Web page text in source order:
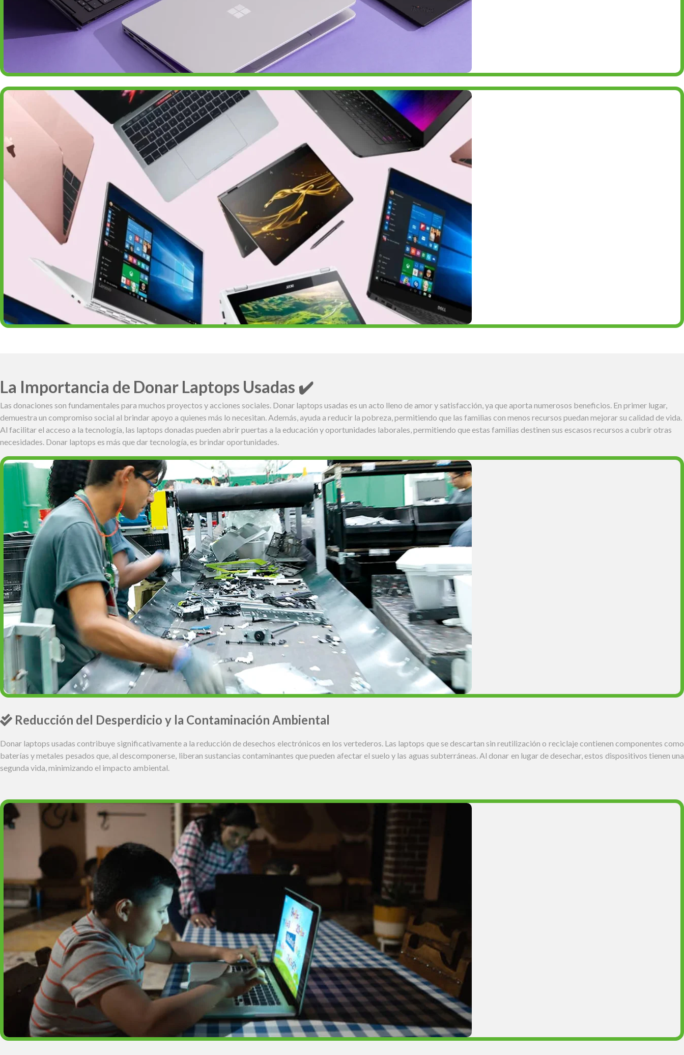
La Importancia de Donar Laptops Usadas ✔️
Las donaciones son fundamentales para muchos proyectos y acciones sociales. Donar laptops usadas es un acto lleno de amor y satisfacción, ya que aporta numerosos beneficios. En primer lugar,
demuestra un compromiso social al brindar apoyo a quienes más lo necesitan. Además, ayuda a reducir la pobreza, permitiendo que las familias con menos recursos puedan mejorar su calidad de vida.
Al facilitar el acceso a la tecnología, las laptops donadas pueden abrir puertas a la educación y oportunidades laborales, permitiendo que estas familias destinen sus escasos recursos a cubrir otras
necesidades. Donar laptops es más que dar tecnología, es brindar oportunidades.
Reducción del Desperdicio y la Contaminación Ambiental
Donar laptops usadas contribuye significativamente a la reducción de desechos electrónicos en los vertederos. Las laptops que se descartan sin reutilización o reciclaje contienen componentes como
baterías y metales pesados que, al descomponerse, liberan sustancias contaminantes que pueden afectar el suelo y las aguas subterráneas. Al donar en lugar de desechar, estos dispositivos tienen una
segunda vida, minimizando el impacto ambiental.